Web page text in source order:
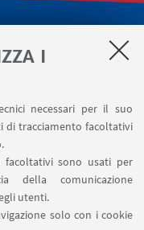
I
necessari per il suo
di tracciamento facoltativi
sono usati per
della comunicazione
utenti.
solo con i cookie
SU: